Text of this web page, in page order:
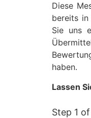
Diese
bereits
Sie uns
haben.
Lassen
Step 1